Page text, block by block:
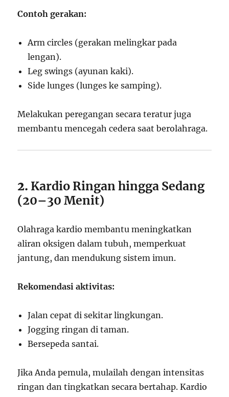
Contoh gerakan:
Arm circles (gerakan melingkar pada
lengan).
Leg swings (ayunan kaki).
Side lunges (lunges ke samping).
Melakukan peregangan secara teratur juga
membantu mencegah cedera saat berolahraga.
2. Kardio Ringan hingga Sedang
(20–30 Menit)
Olahraga kardio membantu meningkatkan
aliran oksigen dalam tubuh, memperkuat
jantung, dan mendukung sistem imun.
Rekomendasi aktivitas:
Jalan cepat di sekitar lingkungan.
Jogging ringan di taman.
Bersepeda santai.
Jika Anda pemula, mulailah dengan intensitas
ringan dan tingkatkan secara bertahap. Kardio